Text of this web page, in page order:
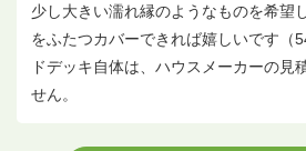
少し大きい濡れ縁のようなものを希望
をふたつカバーできれば嬉しいです（
ドデッキ自体は、ハウスメーカーの見
せん。